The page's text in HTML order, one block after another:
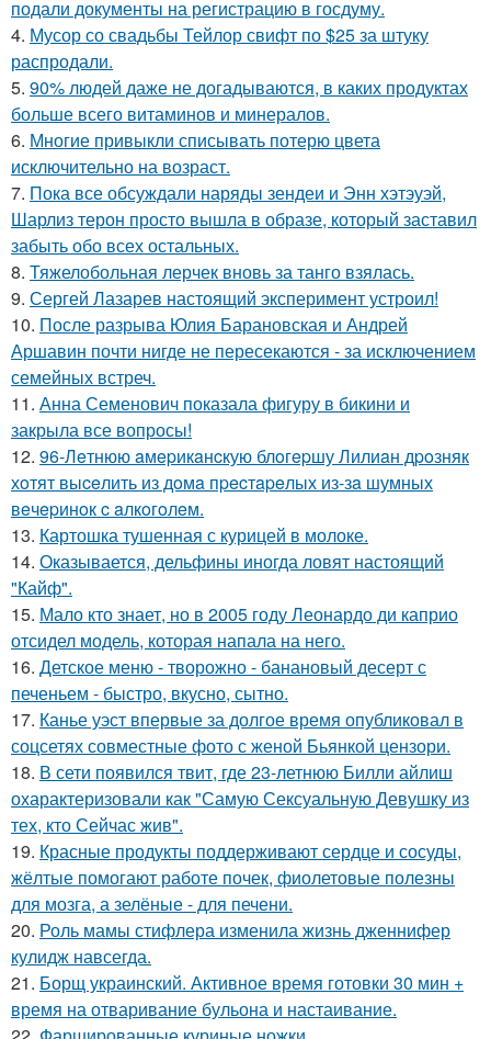
подали документы на регистрацию в госдуму.
4. Мусор со свадьбы Тейлор свифт по $25 за штуку
распродали.
5. 90% людей даже не догадываются, в каких продуктах
больше всего витаминов и минералов.
6. Многие привыкли списывать потерю цвета
исключительно на возраст.
7. Пока все обсуждали наряды зендеи и Энн хэтэуэй,
Шарлиз терон просто вышла в образе, который заставил
забыть обо всех остальных.
8. Тяжелобольная лерчек вновь за танго взялась.
9. Сергей Лазарев настоящий эксперимент устроил!
10. После разрыва Юлия Барановская и Андрей
Аршавин почти нигде не пересекаются - за исключением
семейных встреч.
11. Анна Семенович показала фигуру в бикини и
закрыла все вопросы!
12. 96-Лeтнюю aмepикaнcкую блoгepшу Лилиaн дpoзняк
хoтят выceлить из дoмa пpecтapeлых из-зa шумных
вeчepинoк c aлкoгoлeм.
13. Картошка тушенная с курицей в молоке.
14. Оказывается, дельфины иногда ловят настоящий
"Кайф".
15. Мало кто знает, но в 2005 году Леонардо ди каприо
отсидел модель, которая напала на него.
16. Детское меню - творожно - банановый десерт с
печеньем - быстро, вкусно, сытно.
17. Канье уэст впервые за долгое время опубликовал в
соцсетях совместные фото с женой Бьянкой цензори.
18. В сети появился твит, где 23-летнюю Билли айлиш
охарактеризовали как "Самую Сексуальную Девушку из
тех, кто Сейчас жив".
19. Красные продукты поддерживают сердце и сосуды,
жёлтые помогают работе почек, фиолетовые полезны
для мозга, а зелёные - для печени.
20. Роль мамы стифлера изменила жизнь дженнифер
кулидж навсегда.
21. Борщ украинский. Активное время готовки 30 мин +
время на отваривание бульона и настаивание.